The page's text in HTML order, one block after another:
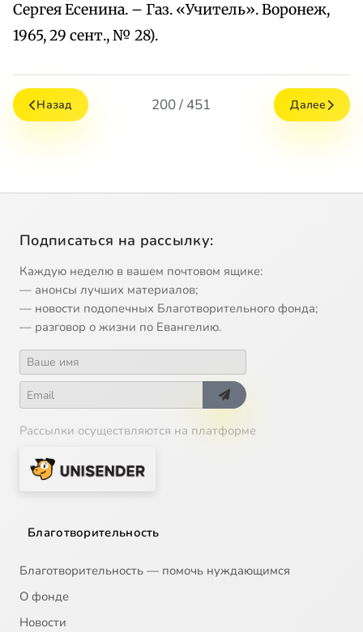
Сергея Есенина. – Газ. «Учитель». Воронеж,
1965, 29 сент., № 28).
Назад 200 / 451 Далее
Подписаться на рассылку:
Каждую неделю в вашем почтовом ящике:
— анонсы лучших материалов;
— новости подопечных Благотворительного фонда;
— разговор о жизни по Евангелию.
Рассылки осуществляются на платформе
Благотворительность
Благотворительность — помочь нуждающимся
О фонде
Новости